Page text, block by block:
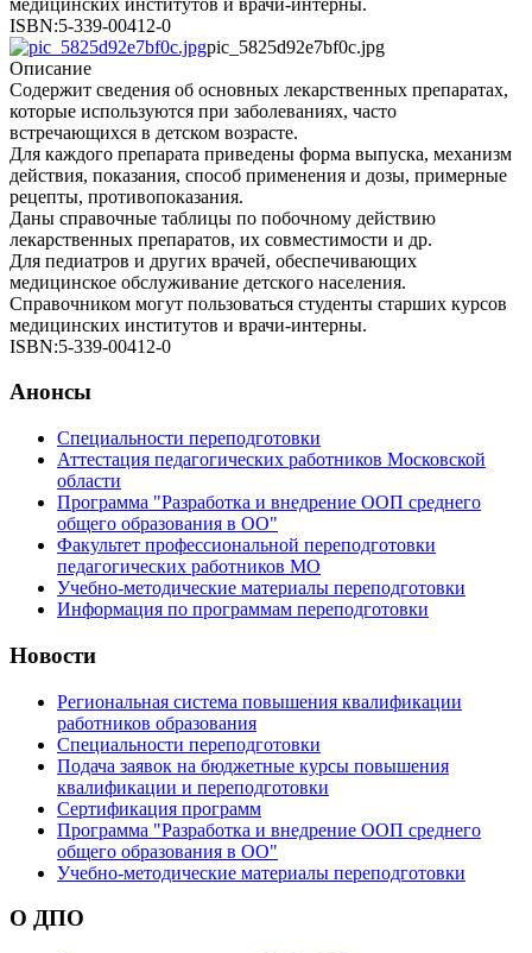
ISBN:5-339-00412-0
pic_5825d92e7bf0c.jpg
Описание
Содержит сведения об основных лекарственных препаратах,
которые используются при заболеваниях, часто
встречающихся в детском возрасте.
Для каждого препарата приведены форма выпуска, механизм
действия, показания, способ применения и дозы, примерные
рецепты, противопоказания.
Даны справочные таблицы по побочному действию
лекарственных препаратов, их совместимости и др.
Для педиатров и других врачей, обеспечивающих
медицинское обслуживание детского населения.
Справочником могут пользоваться студенты старших курсов
медицинских институтов и врачи-интерны.
ISBN:5-339-00412-0
Анонсы
Специальности переподготовки
Аттестация педагогических работников Московской
области
Программа "Разработка и внедрение ООП среднего
общего образования в ОО"
Факультет профессиональной переподготовки
педагогических работников МО
Учебно-методические материалы переподготовки
Информация по программам переподготовки
Новости
Региональная система повышения квалификации
работников образования
Специальности переподготовки
Подача заявок на бюджетные курсы повышения
квалификации и переподготовки
Сертификация программ
Программа "Разработка и внедрение ООП среднего
общего образования в ОО"
Учебно-методические материалы переподготовки
О ДПО